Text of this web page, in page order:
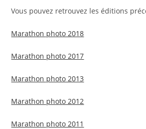
Vous pouvez retrouvez les éditions
Marathon photo 2018
Marathon photo 2017
Marathon photo 2013
Marathon photo 2012
Marathon photo 2011